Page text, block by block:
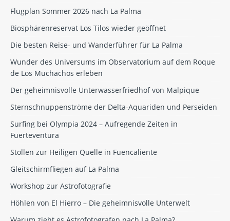
Flugplan Sommer 2026 nach La Palma
Biosphärenreservat Los Tilos wieder geöffnet
Die besten Reise- und Wanderführer für La Palma
Wunder des Universums im Observatorium auf dem Roque
de Los Muchachos erleben
Der geheimnisvolle Unterwasserfriedhof von Malpique
Sternschnuppenströme der Delta-Aquariden und Perseiden
Surfing bei Olympia 2024 – Aufregende Zeiten in
Fuerteventura
Stollen zur Heiligen Quelle in Fuencaliente
Gleitschirmfliegen auf La Palma
Workshop zur Astrofotografie
Höhlen von El Hierro – Die geheimnisvolle Unterwelt